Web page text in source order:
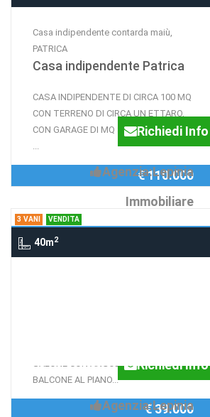
Casa indipendente contarda maiù,
PATRICA
Casa indipendente Patrica
CASA INDIPENDENTE DI CIRCA 100 MQ
CON TERRENO DI CIRCA UN ETTARO,
CON GARAGE DI MQ 35 C.A E CANTINA
...
Richiedi Info
Agenzia:Lepinia
Immobiliare
€ 110.000
3 VANI VENDITA
40m2
SALONE CON ANGOLO COTTURA E
BALCONE AL PIANO...
Richiedi Info
Agenzia:Lepinia
€ 39.000